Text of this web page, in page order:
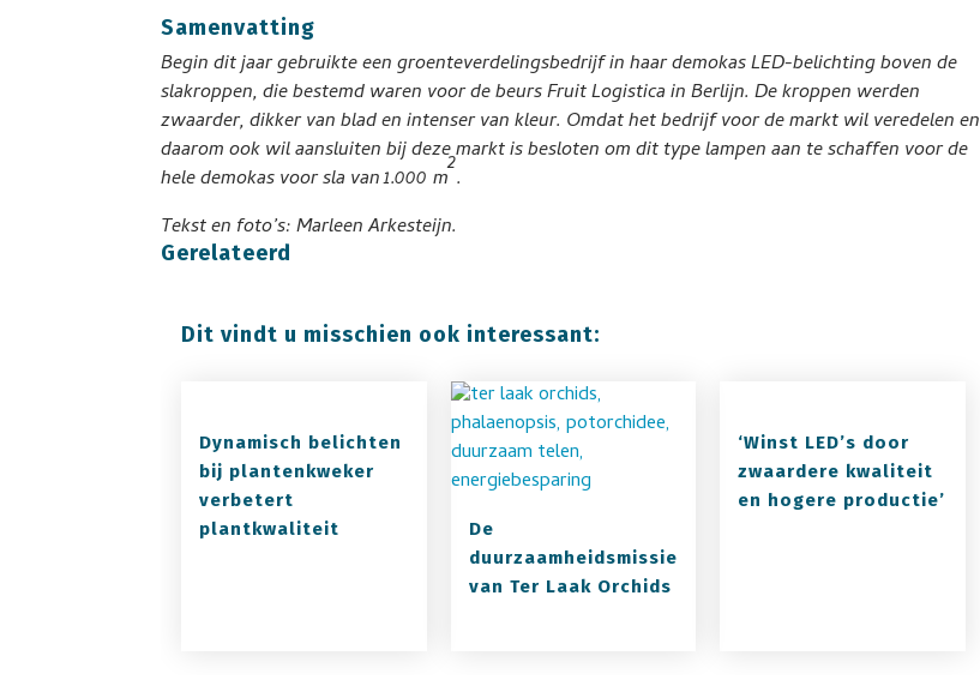
Samenvatting
Begin dit jaar gebruikte een groenteverdelingsbedrijf in haar demokas LED-belichting boven de
slakroppen, die bestemd waren voor de beurs Fruit Logistica in Berlijn. De kroppen werden
zwaarder, dikker van blad en intenser van kleur. Omdat het bedrijf voor de markt wil veredelen en
daarom ook wil aansluiten bij deze markt is besloten om dit type lampen aan te schaffen voor de
hele demokas voor sla van 1.000 m2.
Tekst en foto’s: Marleen Arkesteijn.
Gerelateerd
Dit vindt u misschien ook interessant:
Dynamisch belichten
bij plantenkweker
verbetert
plantkwaliteit
De
duurzaamheidsmissie
van Ter Laak Orchids
‘Winst LED’s door
zwaardere kwaliteit
en hogere productie’